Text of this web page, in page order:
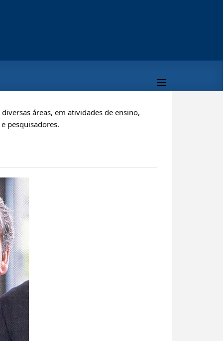
áreas, em atividades de ensino,
pesquisadores.